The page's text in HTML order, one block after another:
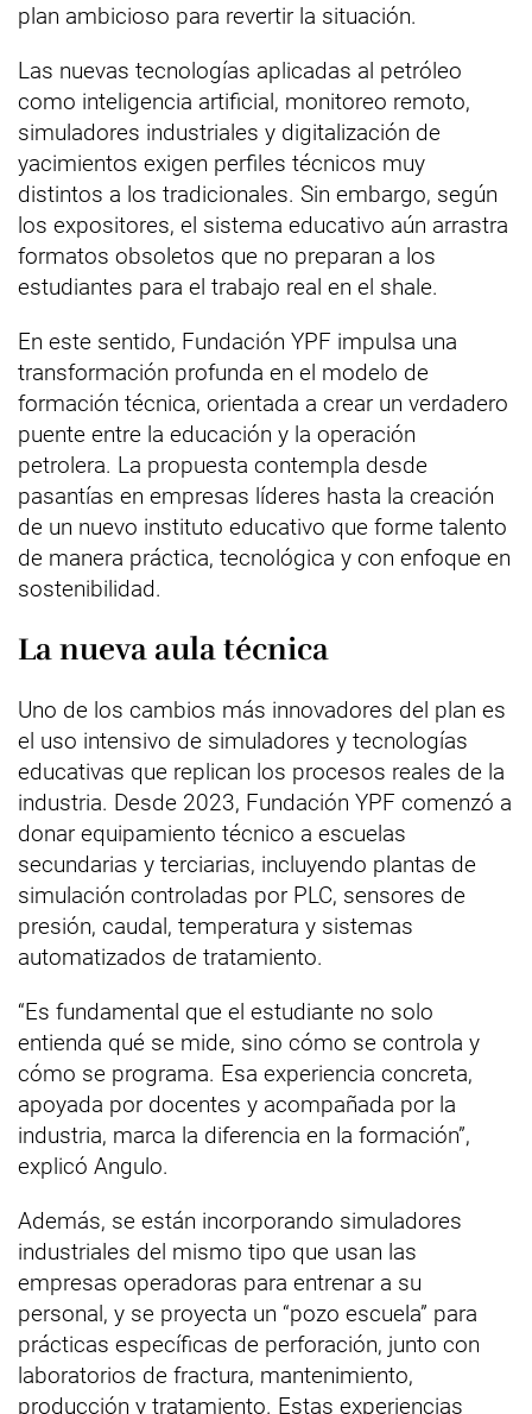
plan ambicioso para revertir la situación.
Las nuevas tecnologías aplicadas al petróleo
como inteligencia artificial, monitoreo remoto,
simuladores industriales y digitalización de
yacimientos exigen perfiles técnicos muy
distintos a los tradicionales. Sin embargo, según
los expositores, el sistema educativo aún arrastra
formatos obsoletos que no preparan a los
estudiantes para el trabajo real en el shale.
En este sentido, Fundación YPF impulsa una
transformación profunda en el modelo de
formación técnica, orientada a crear un verdadero
puente entre la educación y la operación
petrolera. La propuesta contempla desde
pasantías en empresas líderes hasta la creación
de un nuevo instituto educativo que forme talento
de manera práctica, tecnológica y con enfoque en
sostenibilidad.
La nueva aula técnica
Uno de los cambios más innovadores del plan es
el uso intensivo de simuladores y tecnologías
educativas que replican los procesos reales de la
industria. Desde 2023, Fundación YPF comenzó a
donar equipamiento técnico a escuelas
secundarias y terciarias, incluyendo plantas de
simulación controladas por PLC, sensores de
presión, caudal, temperatura y sistemas
automatizados de tratamiento.
“Es fundamental que el estudiante no solo
entienda qué se mide, sino cómo se controla y
cómo se programa. Esa experiencia concreta,
apoyada por docentes y acompañada por la
industria, marca la diferencia en la formación”,
explicó Angulo.
Además, se están incorporando simuladores
industriales del mismo tipo que usan las
empresas operadoras para entrenar a su
personal, y se proyecta un “pozo escuela” para
prácticas específicas de perforación, junto con
laboratorios de fractura, mantenimiento,
producción y tratamiento. Estas experiencias